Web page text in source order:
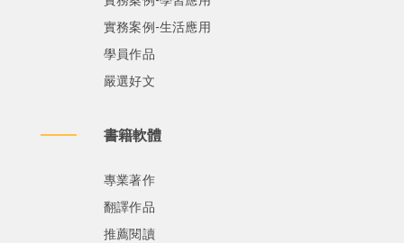
實務案例-生活應用
學員作品
嚴選好文
書籍軟體
專業著作
翻譯作品
推薦閱讀